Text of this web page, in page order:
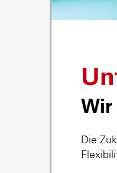
Wir
Die